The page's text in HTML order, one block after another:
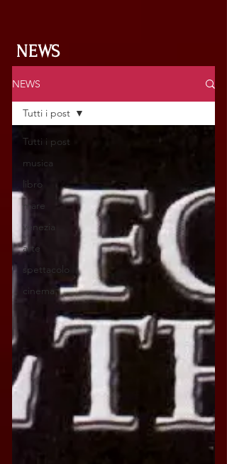
NEWS
NEWS
Tutti i post
musica
libro
mare
venezia
arte
spettacolo
cinema
Tutti i post